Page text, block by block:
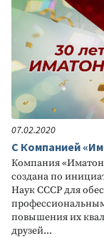
07.02.2020
С Компанией
Компания
создана по
Наук СССР для
повышения их
друзей...